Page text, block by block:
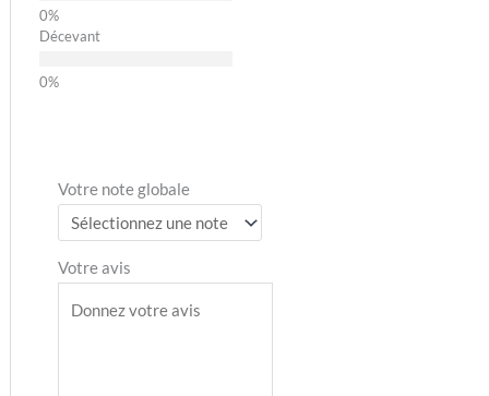
Décevant
Votre note globale
Votre avis